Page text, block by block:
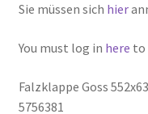
Sie müssen sich hier
You must log in here to
Falzklappe Goss
5756381